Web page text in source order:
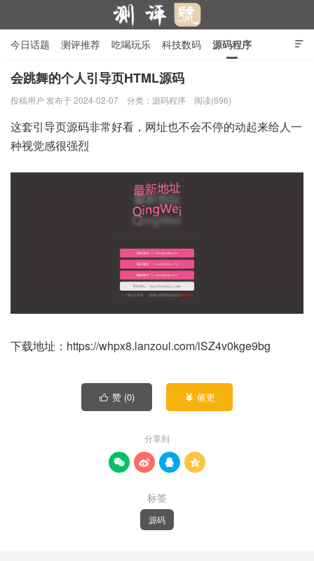

今日话题 测评推荐 吃喝玩乐 科技数码 源码程序
行业产品 在线投稿 隐私政策
会跳舞的个人引导页HTML源码
投稿用户 发布于 2024-02-07 分类： 源码程序 阅读(696)
这套引导页源码非常好看，网址也不会不停的动起来给人一
种视觉感很强烈
下载地址：https://whpx8.lanzoul.com/iSZ4v0kge9bg
 赞 (0)  催更
分享到
   
标签
源码